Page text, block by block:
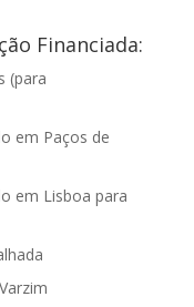
Financiada:
(para
em Paços de
em Lisboa para